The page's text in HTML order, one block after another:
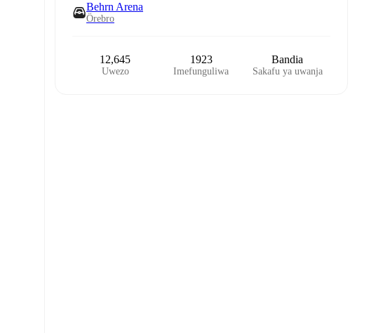
Behrn Arena
Örebro
12,645
Uwezo
1923
Imefunguliwa
Bandia
Sakafu ya uwanja